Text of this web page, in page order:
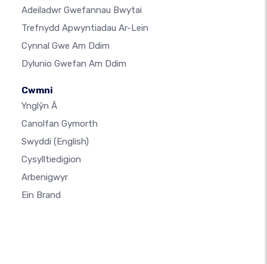
Adeiladwr Gwefannau Bwytai
Trefnydd Apwyntiadau Ar-Lein
Cynnal Gwe Am Ddim
Dylunio Gwefan Am Ddim
Cwmni
Ynglŷn Â
Canolfan Gymorth
Swyddi (English)
Cysylltiedigion
Arbenigwyr
Ein Brand